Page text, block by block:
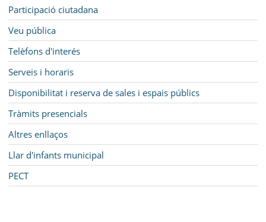
Participació ciutadana
Veu pública
Telèfons d'interés
Serveis i horaris
Disponibilitat i reserva de sales i espais públics
Tràmits presencials
Altres enllaços
Llar d'infants municipal
PECT